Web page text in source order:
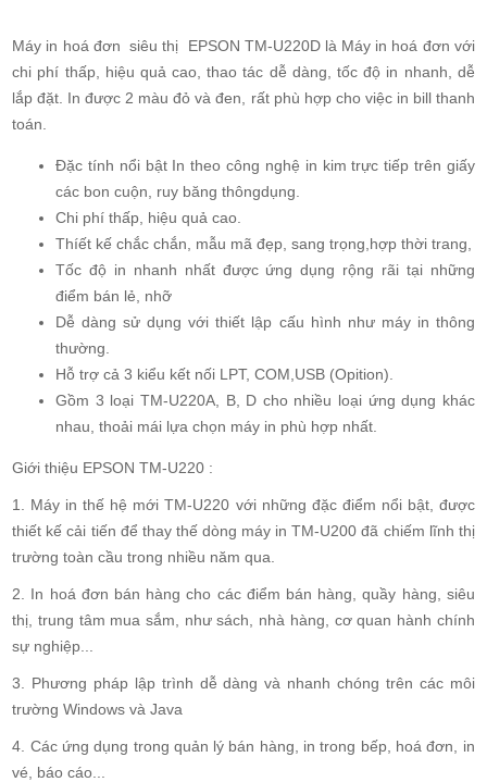
Máy in hoá đơn siêu thị EPSON TM-U220D là Máy in hoá đơn với
chi phí thấp, hiệu quả cao, thao tác dễ dàng, tốc độ in nhanh, dễ
lắp đặt. In được 2 màu đỏ và đen, rất phù hợp cho việc in bill thanh
toán.
Đặc tính nổi bật In theo công nghệ in kim trực tiếp trên giấy
các bon cuộn, ruy băng thôngdụng.
Chi phí thấp, hiệu quả cao.
Thíết kế chắc chắn, mẫu mã đẹp, sang trọng,hợp thời trang,
Tốc độ in nhanh nhất được ứng dụng rộng rãi tại những
điểm bán lẻ, nhỡ
Dễ dàng sử dụng với thiết lập cấu hình như máy in thông
thường.
Hỗ trợ cả 3 kiểu kết nối LPT, COM,USB (Opition).
Gồm 3 loại TM-U220A, B, D cho nhiều loại ứng dụng khác
nhau, thoải mái lựa chọn máy in phù hợp nhất.
Giới thiệu EPSON TM-U220 :
1. Máy in thế hệ mới TM-U220 với những đặc điểm nổi bật, được
thiết kế cải tiến để thay thế dòng máy in TM-U200 đã chiếm lĩnh thị
trường toàn cầu trong nhiều năm qua.
2. In hoá đơn bán hàng cho các điểm bán hàng, quầy hàng, siêu
thị, trung tâm mua sắm, như sách, nhà hàng, cơ quan hành chính
sự nghiệp...
3. Phương pháp lập trình dễ dàng và nhanh chóng trên các môi
trường Windows và Java
4. Các ứng dụng trong quản lý bán hàng, in trong bếp, hoá đơn, in
vé, báo cáo...